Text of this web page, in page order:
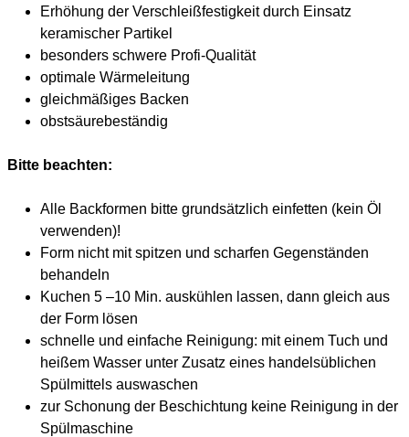
Erhöhung der Verschleißfestigkeit durch Einsatz
keramischer Partikel
besonders schwere Profi-Qualität
optimale Wärmeleitung
gleichmäßiges Backen
obstsäurebeständig
Bitte beachten:
Alle Backformen bitte grundsätzlich einfetten (kein Öl
verwenden)!
Form nicht mit spitzen und scharfen Gegenständen
behandeln
Kuchen 5 –10 Min. auskühlen lassen, dann gleich aus
der Form lösen
schnelle und einfache Reinigung: mit einem Tuch und
heißem Wasser unter Zusatz eines handelsüblichen
Spülmittels auswaschen
zur Schonung der Beschichtung keine Reinigung in der
Spülmaschine